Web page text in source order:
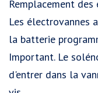
Remplacement
Les électrovannes
la batterie
Important. Le
d'entrer dans la